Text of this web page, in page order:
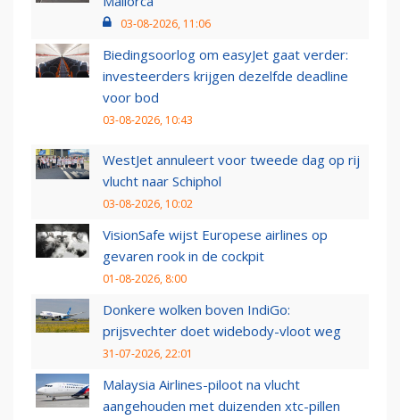
03-08-2026, 11:06
Biedingsoorlog om easyJet gaat verder:
investeerders krijgen dezelfde deadline
voor bod
03-08-2026, 10:43
WestJet annuleert voor tweede dag op rij
vlucht naar Schiphol
03-08-2026, 10:02
VisionSafe wijst Europese airlines op
gevaren rook in de cockpit
01-08-2026, 8:00
Donkere wolken boven IndiGo:
prijsvechter doet widebody-vloot weg
31-07-2026, 22:01
Malaysia Airlines-piloot na vlucht
aangehouden met duizenden xtc-pillen